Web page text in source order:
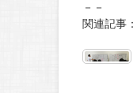
－－
関連記事：